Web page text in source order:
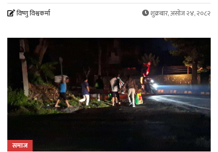
विष्णु विश्वकर्मा शुक्रबार, असोज २४, २०८२
समाज